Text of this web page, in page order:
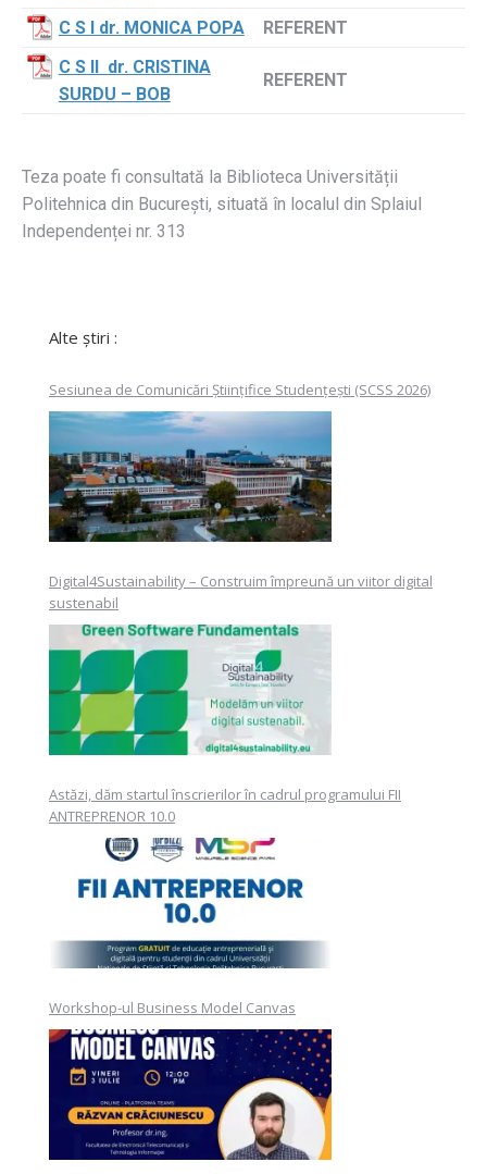
C S I dr. MONICA POPA
REFERENT
C S II dr. CRISTINA
SURDU – BOB
REFERENT
Teza poate fi consultată la Biblioteca Universității
Politehnica din București, situată în localul din Splaiul
Independenței nr. 313
Alte știri :
Sesiunea de Comunicări Științifice Studențești (SCSS 2026)
Digital4Sustainability – Construim împreună un viitor digital
sustenabil
Astăzi, dăm startul înscrierilor în cadrul programului FII
ANTREPRENOR 10.0
Workshop-ul Business Model Canvas